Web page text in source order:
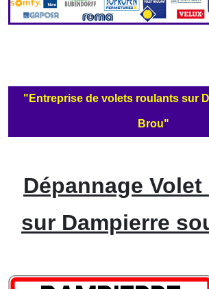
"Entreprise de volets roulants sur
Brou"
Dépannage
sur Dampierre